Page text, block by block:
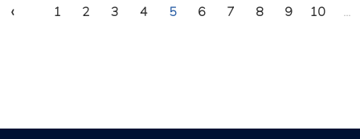
‹ 1 2 3 4 5 6 7 8 9 10 ...